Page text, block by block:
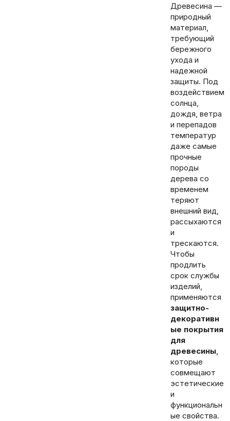
Древесина —
природный
материал,
требующий
бережного
ухода и
надежной
защиты. Под
воздействием
солнца,
дождя, ветра
и перепадов
температур
даже самые
прочные
породы
дерева со
временем
теряют
внешний вид,
рассыхаются
и
трескаются.
Чтобы
продлить
срок службы
изделий,
применяются
защитно-
декоративн
ые покрытия
для
древесины,
которые
совмещают
эстетические
и
функциональн
ые свойства.